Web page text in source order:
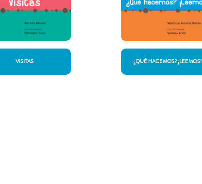
VISITAS ¿QUÉ HACEMOS? ¡LEEMOS!